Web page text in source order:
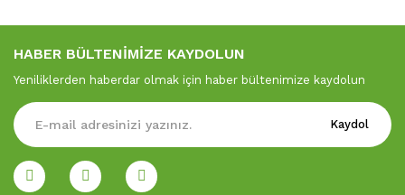
HABER BÜLTENİMİZE KAYDOLUN
Yeniliklerden haberdar olmak için haber bültenimize kaydolun
Kaydol